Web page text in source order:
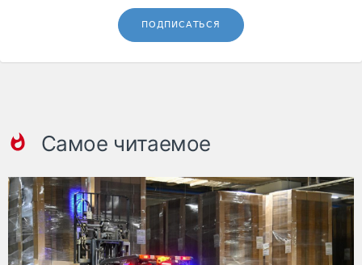
ПОДПИСАТЬСЯ
Самое читаемое